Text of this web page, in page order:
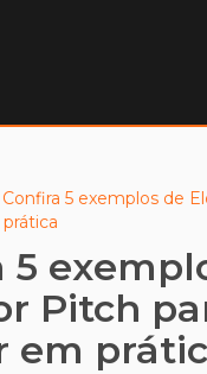
Confira 5 exemplos de
5
Pitch
em